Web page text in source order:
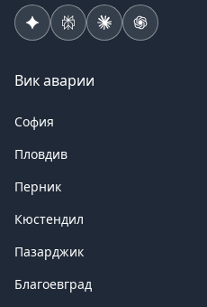
Вик аварии
София
Пловдив
Перник
Кюстендил
Пазарджик
Благоевград